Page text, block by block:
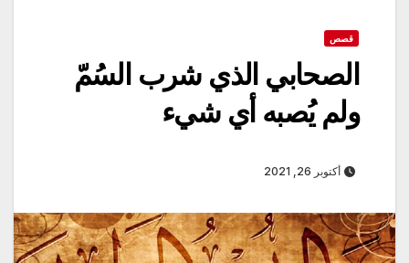
قصص
الصحابي الذي شرب السُمّ
ولم يُصبه أي شيء
أكتوبر 26, 2021